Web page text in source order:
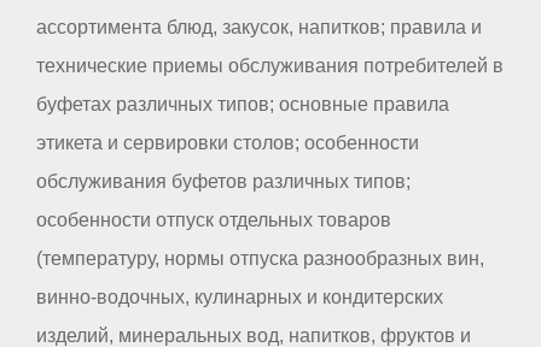
ассортимента блюд, закусок, напитков; правила и
технические приемы обслуживания потребителей в
буфетах различных типов; основные правила
этикета и сервировки столов; особенности
обслуживания буфетов различных типов;
особенности отпуск отдельных товаров
(температуру, нормы отпуска разнообразных вин,
винно-водочных, кулинарных и кондитерских
изделий, минеральных вод, напитков, фруктов и